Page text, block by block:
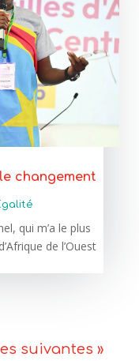
changement
qui m’a le plus
de l’Ouest
suivantes »